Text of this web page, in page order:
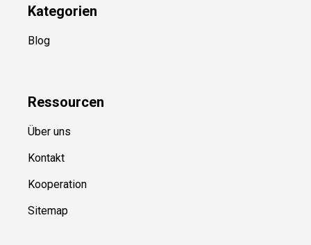
Kategorien
Blog
Ressourcen
Über uns
Kontakt
Kooperation
Sitemap